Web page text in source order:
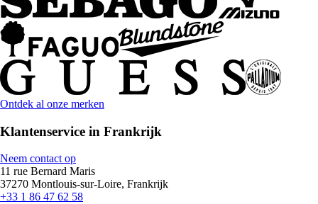
Ontdek al onze merken
Klantenservice in Frankrijk
Neem contact op
11 rue Bernard Maris
37270 Montlouis-sur-Loire, Frankrijk
+33 1 86 47 62 58